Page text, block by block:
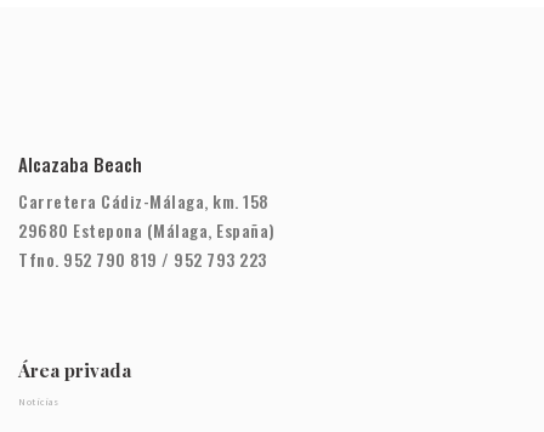
Alcazaba Beach
Carretera Cádiz-Málaga, km. 158
29680 Estepona (Málaga, España)
Tfno. 952 790 819 / 952 793 223
Área privada
Noticias